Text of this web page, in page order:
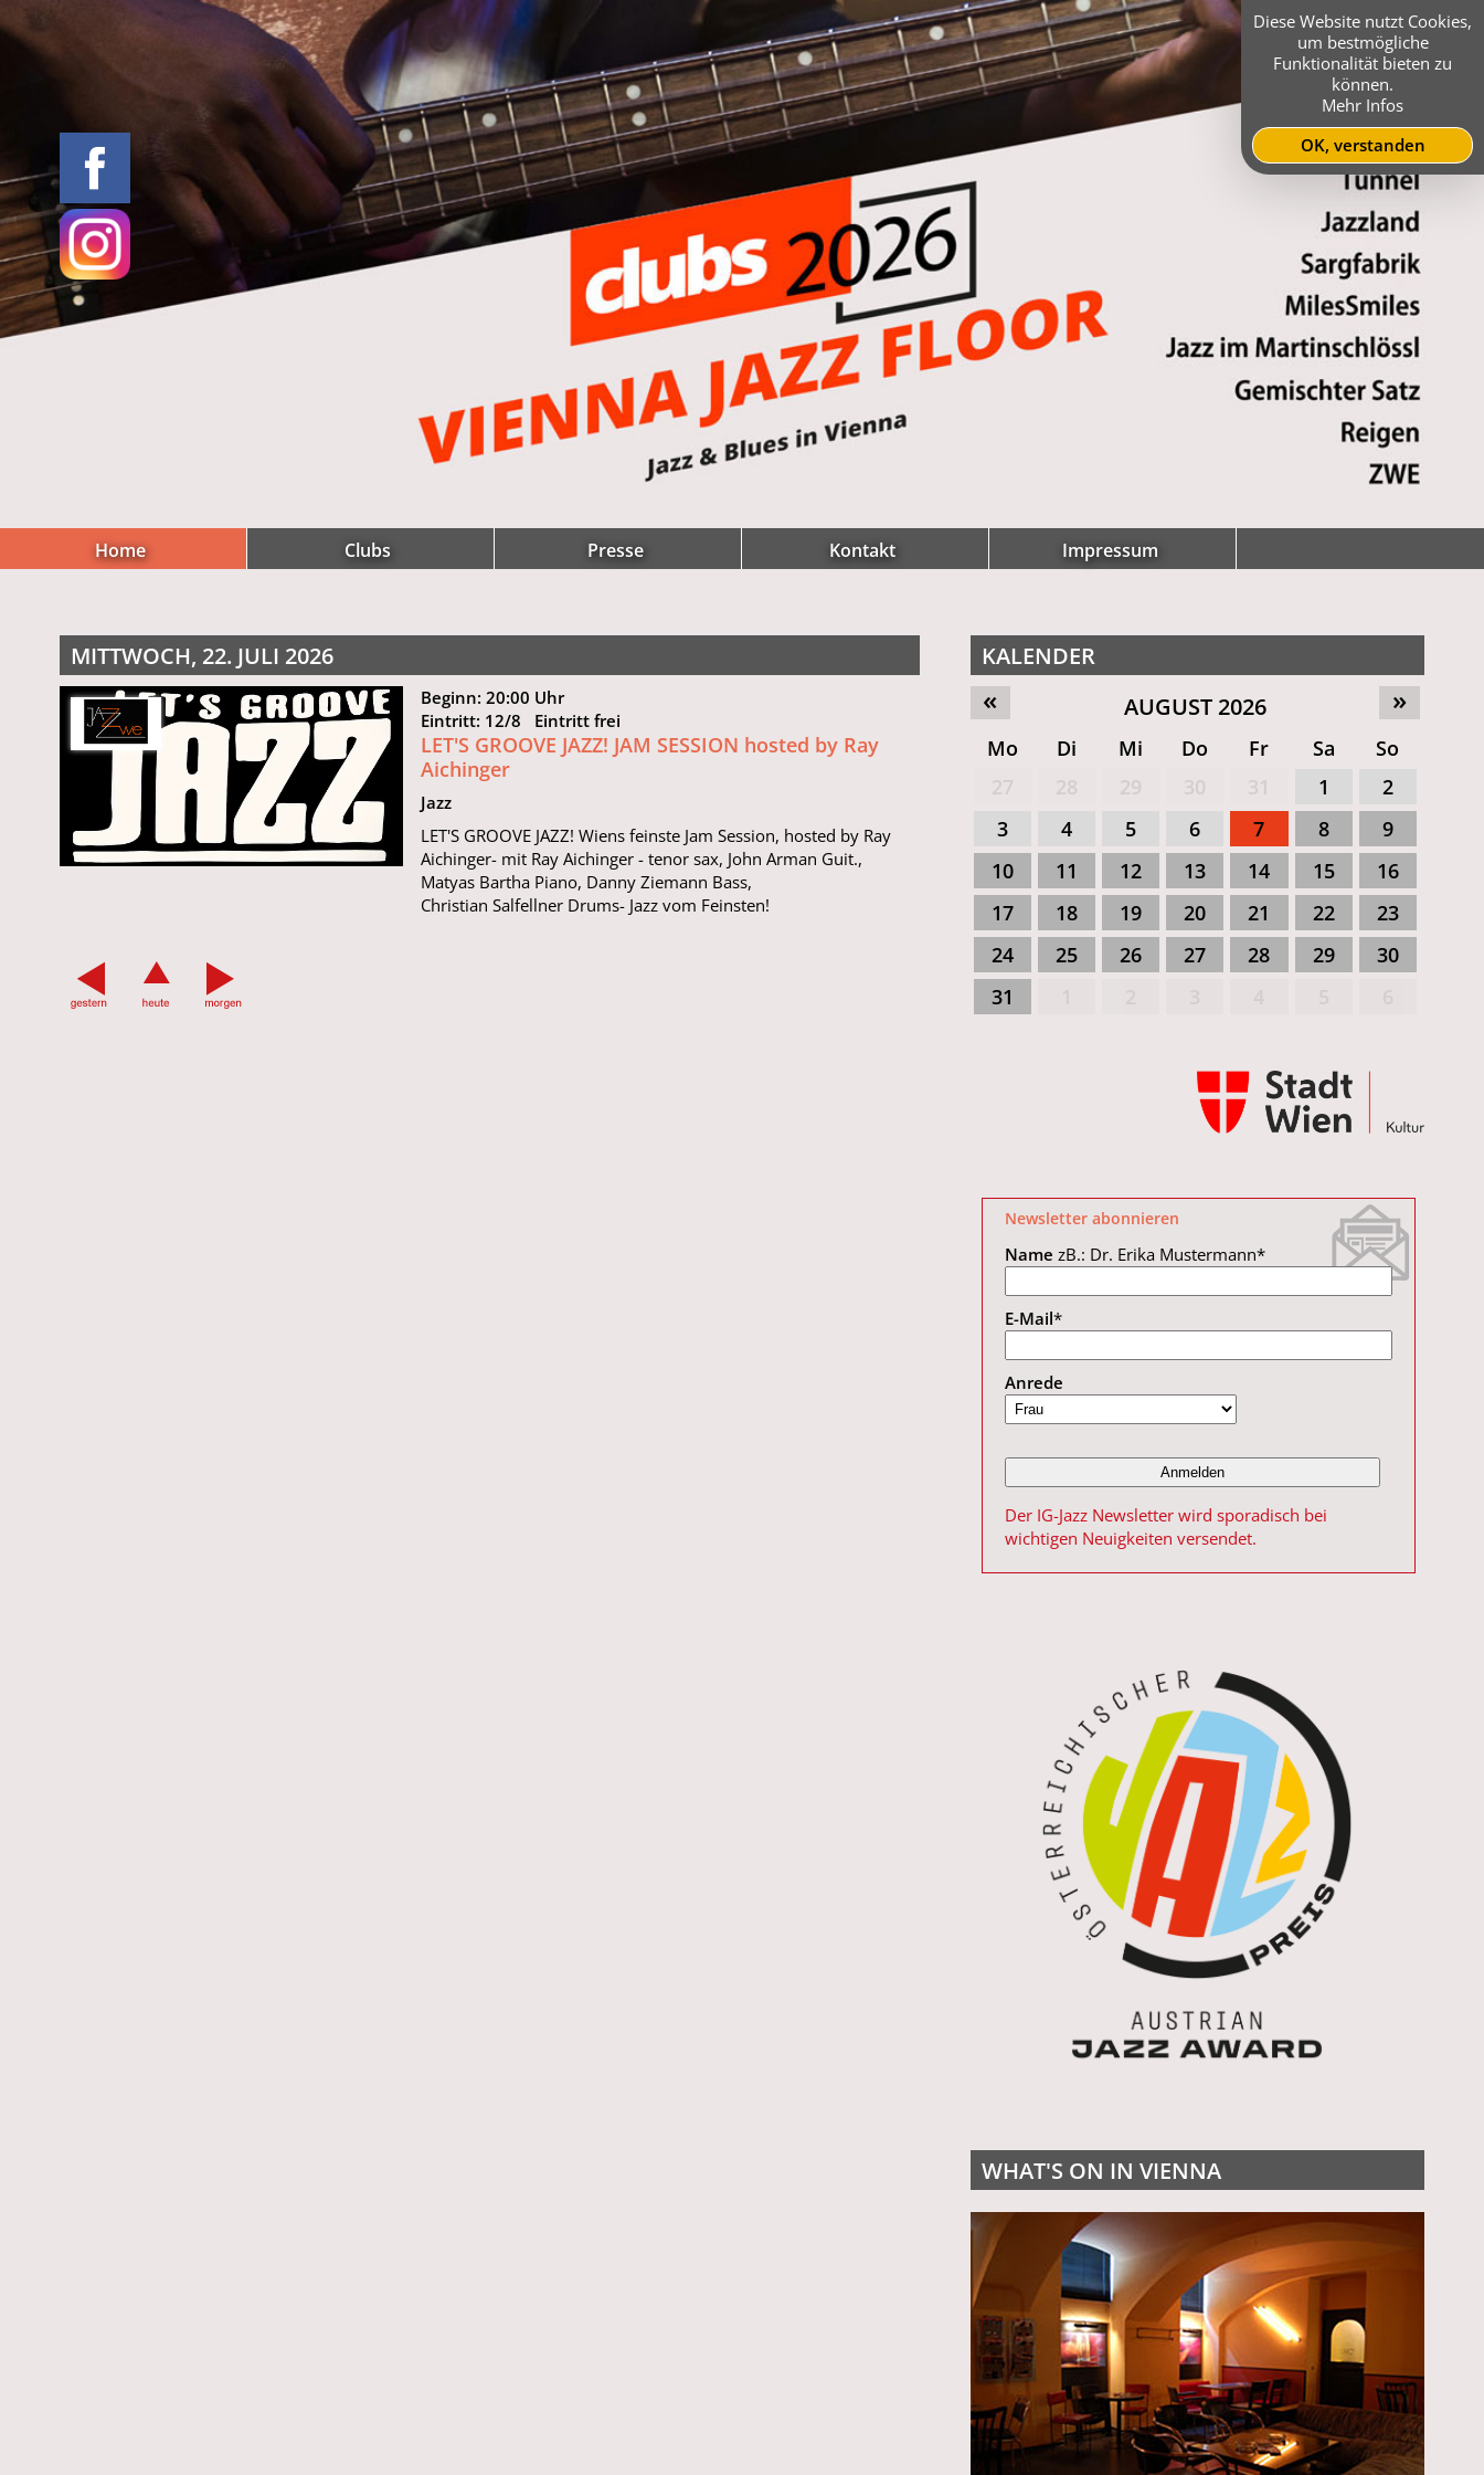
Home Clubs Presse Kontakt Impressum
MITTWOCH, 22. JULI 2026
Beginn: 20:00 Uhr
Eintritt: 12/8 Eintritt frei
LET'S GROOVE JAZZ! JAM SESSION hosted by Ray
Aichinger
Jazz
LET'S GROOVE JAZZ! Wiens feinste Jam Session, hosted by Ray
Aichinger- mit Ray Aichinger - tenor sax, John Arman Guit.,
Matyas Bartha Piano, Danny Ziemann Bass,
Christian Salfellner Drums- Jazz vom Feinsten!
KALENDER
»
« AUGUST 2026
Mo Di Mi Do Fr Sa
So
1
2
3
4 5 6 7 8
9
10
11 12 13 14 15
16
17
18 19 20 21 22
23
24
25 26 27 28 29
30
31
Newsletter abonnieren
Name zB.: Dr. Erika Mustermann*
E-Mail*
Anrede
Der IG-Jazz Newsletter wird sporadisch bei
wichtigen Neuigkeiten versendet.
WHAT'S ON IN VIENNA
Diese Website nutzt Cookies,
um bestmögliche
Funktionalität bieten zu
können.
Mehr Infos
OK, verstanden